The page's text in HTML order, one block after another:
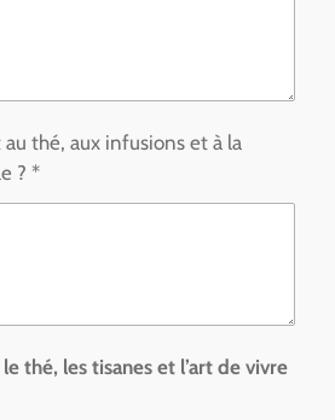
thé, aux infusions et à la
? *
thé, les tisanes et l’art de vivre